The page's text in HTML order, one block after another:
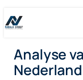
Skip
to
Skip
to
Analyse